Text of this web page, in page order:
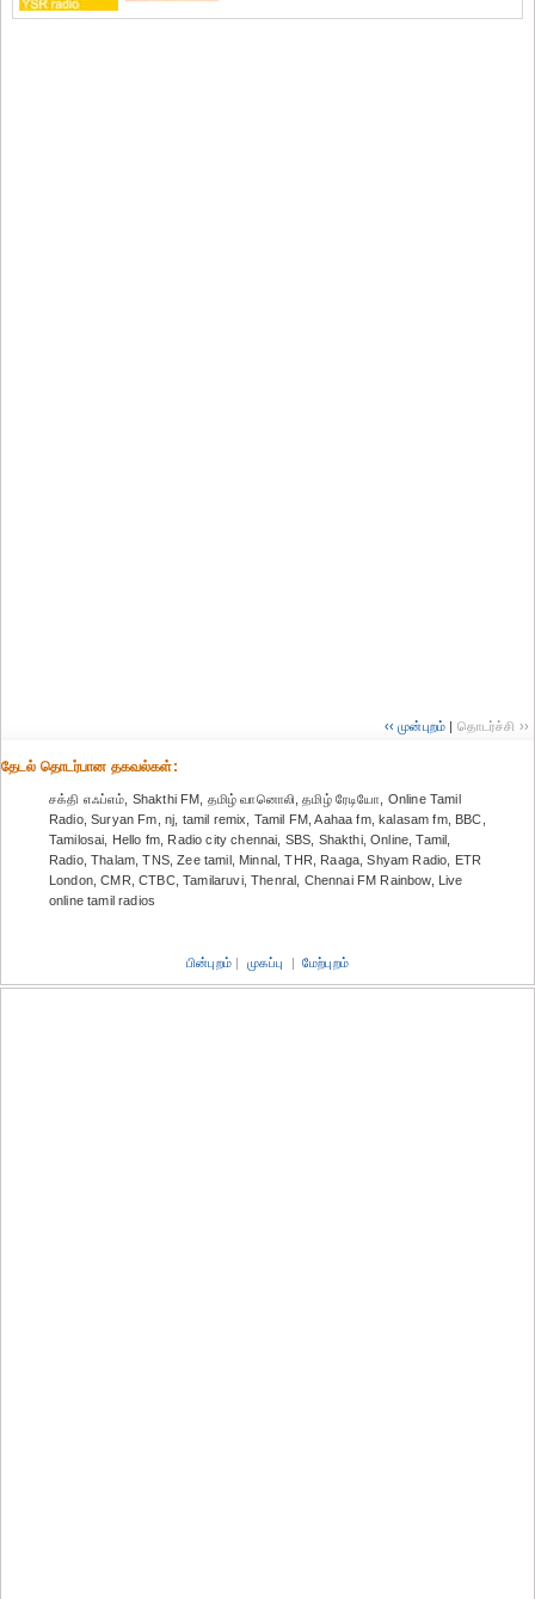
‹‹ முன்புறம் | தொடர்ச்சி ››
தேட‌ல் தொட‌ர்பான தகவ‌ல்க‌ள்:
சக்தி எஃப்எம், Shakthi FM, தமிழ் வானொலி, தமிழ் ரேடியோ, Online Tamil
Radio, Suryan Fm, nj, tamil remix, Tamil FM, Aahaa fm, kalasam fm, BBC,
Tamilosai, Hello fm, Radio city chennai, SBS, Shakthi, Online, Tamil,
Radio, Thalam, TNS, Zee tamil, Minnal, THR, Raaga, Shyam Radio, ETR
London, CMR, CTBC, Tamilaruvi, Thenral, Chennai FM Rainbow, Live
online tamil radios
பின்புறம் | முகப்பு | மேற்புறம்